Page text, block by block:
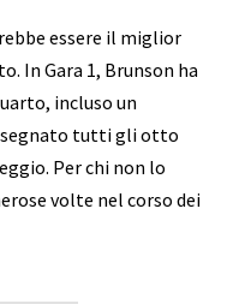
essere il miglior
In Gara 1, Brunson ha
incluso un
segnato tutti gli otto
Per chi non lo
volte nel corso dei